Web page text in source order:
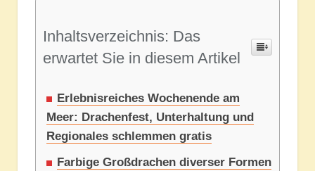
Inhaltsverzeichnis: Das
erwartet Sie in diesem Artikel
Erlebnisreiches Wochenende am
Meer: Drachenfest, Unterhaltung und
Regionales schlemmen gratis
Farbige Großdrachen diverser Formen